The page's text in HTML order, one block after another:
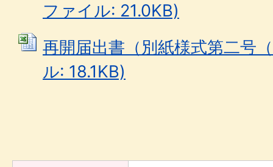
ファイル: 21.0KB)
再開届出書（別紙様式第二号
ル: 18.1KB)